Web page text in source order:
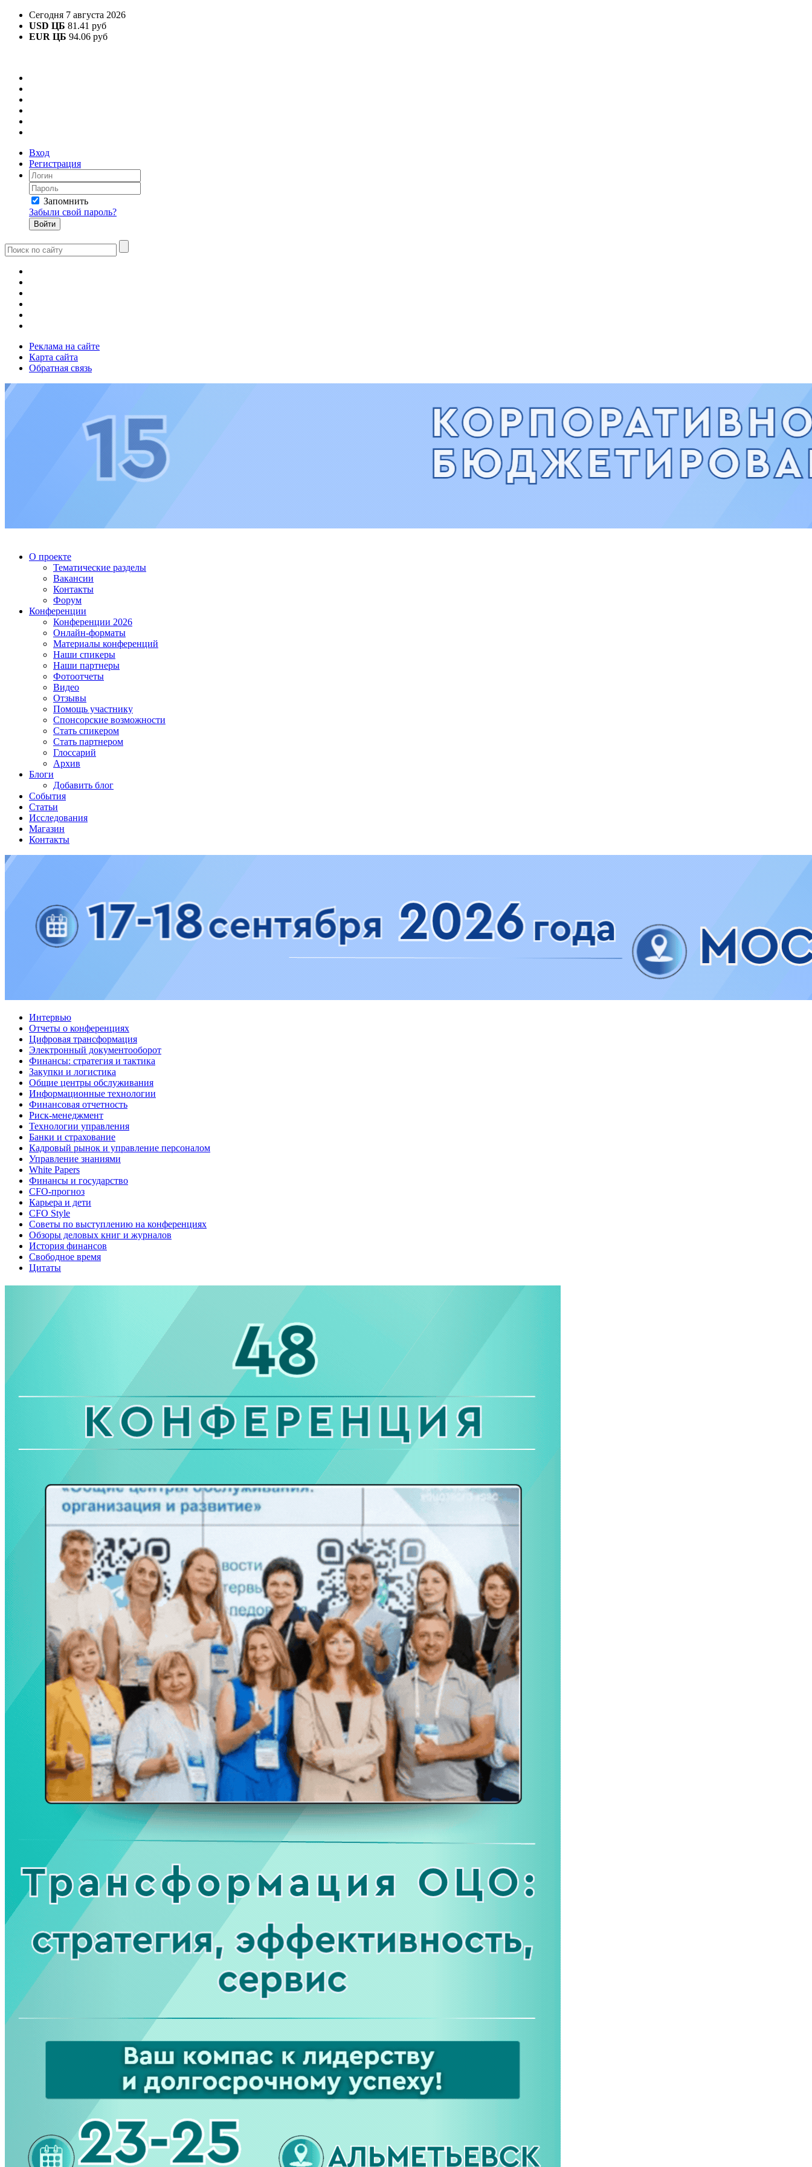
Сегодня 7 августа 2026
USD ЦБ 81.41 руб
EUR ЦБ 94.06 руб
Вход
Регистрация
Запомнить
Забыли свой пароль?
Реклама на сайте
Карта сайта
Обратная связь
О проекте
Тематические разделы
Вакансии
Контакты
Форум
Конференции
Конференции 2026
Онлайн-форматы
Материалы конференций
Наши спикеры
Наши партнеры
Фотоотчеты
Видео
Отзывы
Помощь участнику
Спонсорские возможности
Стать спикером
Стать партнером
Глоссарий
Архив
Блоги
Добавить блог
События
Статьи
Исследования
Магазин
Контакты
Интервью
Отчеты о конференциях
Цифровая трансформация
Электронный документооборот
Финансы: стратегия и тактика
Закупки и логистика
Общие центры обслуживания
Информационные технологии
Финансовая отчетность
Риск-менеджмент
Технологии управления
Банки и страхование
Кадровый рынок и управление персоналом
Управление знаниями
White Papers
Финансы и государство
CFO-прогноз
Карьера и дети
CFO Style
Советы по выступлению на конференциях
Обзоры деловых книг и журналов
История финансов
Свободное время
Цитаты